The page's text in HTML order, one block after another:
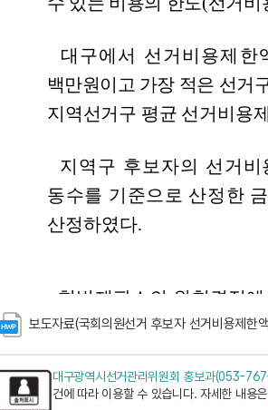
보도자료(국회의원선거 후보자 선거비용제한
대구광역시선거관리위원회 홍보과(053-
건에 따라 이용할 수 있습니다. 자세한 내용은